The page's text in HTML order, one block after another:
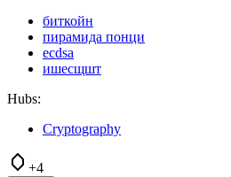
биткойн
пирамида понци
ecdsa
ишесщшт
Hubs:
Cryptography
+4